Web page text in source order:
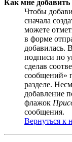
Как мне
Чтобы
сначала
можете
в форме
добавилась.
подписи по
сделав
сообщений»
разделе.
добавление
флажок
сообщения.
Вернуться к